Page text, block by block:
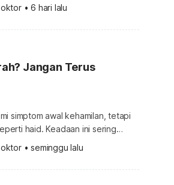
seperti rasa pedih ketika
ringan kerana berisiko
jika tidak dirawat. Ketahui
• 6 hari lalu
Jangan Terus
simptom awal kehamilan, tetapi
haid. Keadaan ini sering
benar hamil atau hanya
mengandung tapi period
haid akan berhenti selepas
• seminggu lalu